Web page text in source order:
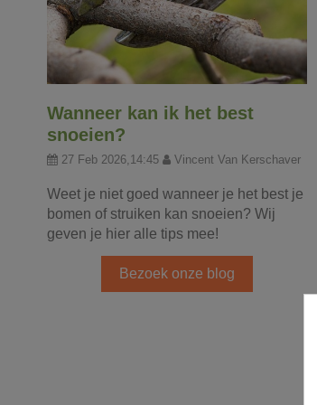
Wanneer kan ik het best
snoeien?
27 Feb 2026,14:45 Vincent Van Kerschaver
Weet je niet goed wanneer je het best je
bomen of struiken kan snoeien? Wij
geven je hier alle tips mee!
Bezoek onze blog